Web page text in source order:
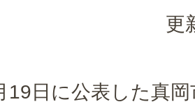
更
19日に公表した真